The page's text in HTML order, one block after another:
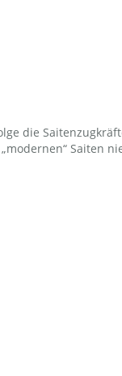
die
Saiten